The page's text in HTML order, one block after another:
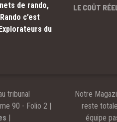
de rando,
c’est
du
LE COÛT
tribunal
90 - Folio 2 |
Notre
reste
équipe